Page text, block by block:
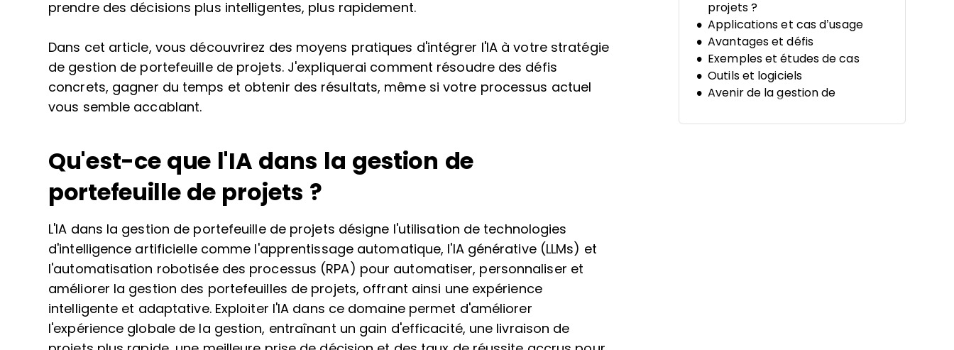
prendre des décisions plus intelligentes, plus rapidement.
Dans cet article, vous découvrirez des moyens pratiques d'intégrer l'IA à votre stratégie
de gestion de portefeuille de projets. J'expliquerai comment résoudre des défis
concrets, gagner du temps et obtenir des résultats, même si votre processus actuel
vous semble accablant.
Qu'est-ce que l'IA dans la gestion de
portefeuille de projets ?
L'IA dans la gestion de portefeuille de projets désigne l'utilisation de technologies
d'intelligence artificielle comme l'apprentissage automatique, l'IA générative (LLMs) et
l'automatisation robotisée des processus (RPA) pour automatiser, personnaliser et
améliorer la gestion des portefeuilles de projets, offrant ainsi une expérience
intelligente et adaptative. Exploiter l'IA dans ce domaine permet d'améliorer
l'expérience globale de la gestion, entraînant un gain d'efficacité, une livraison de
projets ?
Applications et cas d’usage
Avantages et défis
Exemples et études de cas
Outils et logiciels
Avenir de la gestion de